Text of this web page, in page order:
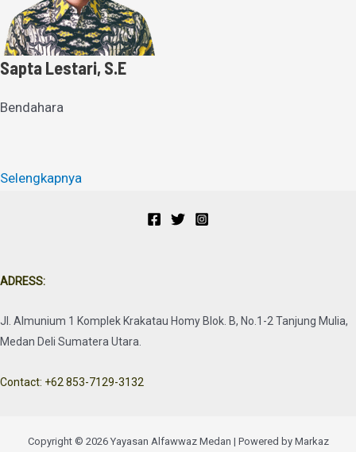
Sapta Lestari, S.E
Bendahara
Selengkapnya
ADRESS:
Jl. Almunium 1 Komplek Krakatau Homy Blok. B, No.1-2 Tanjung Mulia,
Medan Deli Sumatera Utara.
Contact: +62 853-7129-3132
Copyright © 2026 Yayasan Alfawwaz Medan | Powered by Markaz